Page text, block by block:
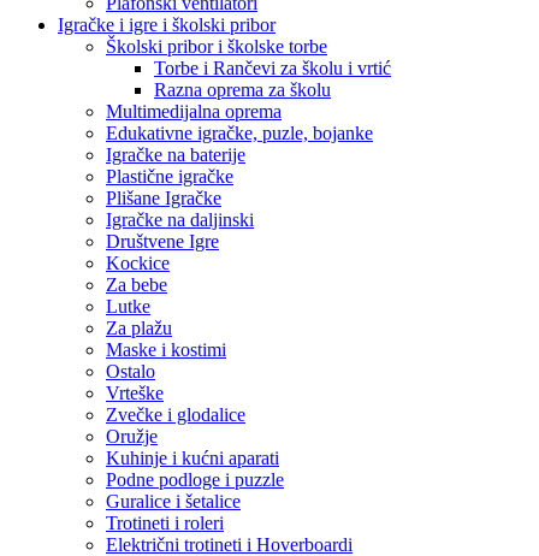
Igračke i igre i školski pribor
Školski pribor i školske torbe
Torbe i Rančevi za školu i vrtić
Razna oprema za školu
Multimedijalna oprema
Edukativne igračke, puzle, bojanke
Igračke na baterije
Plastične igračke
Plišane Igračke
Igračke na daljinski
Društvene Igre
Kockice
Za bebe
Lutke
Za plažu
Maske i kostimi
Ostalo
Vrteške
Zvečke i glodalice
Oružje
Kuhinje i kućni aparati
Podne podloge i puzzle
Guralice i šetalice
Trotineti i roleri
Električni trotineti i Hoverboardi